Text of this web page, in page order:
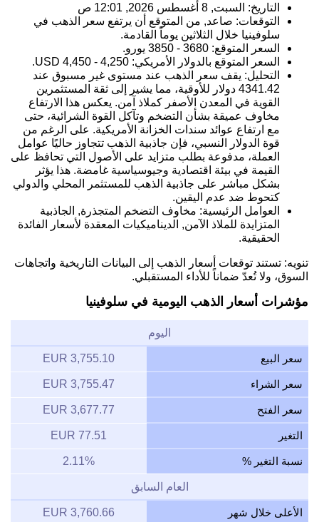
التاريخ: السبت, 8 أغسطس 2026, 12:01 ص
التوقعات: صاعد, من المتوقع أن يرتفع سعر الذهب في
سلوفينيا خلال الثلاثين يوماً القادمة.
السعر المتوقع: 3680 - 3850 يورو.
السعر المتوقع بالدولار الأمريكي: 4,250 - 4,450 USD.
التحليل: يقف سعر الذهب عند مستوى غير مسبوق عند
4341.42 دولار للأوقية، مما يشير إلى ثقة المستثمرين
القوية في المعدن الأصفر كملاذ آمن. يعكس هذا الارتفاع
مخاوف عميقة بشأن التضخم وتآكل القوة الشرائية، حتى
مع ارتفاع عوائد سندات الخزانة الأمريكية. على الرغم من
قوة الدولار النسبي، فإن جاذبية الذهب تتجاوز حاليًا عوامل
العملة، مدفوعة بطلب متزايد على الأصول التي تحافظ على
القيمة في بيئة اقتصادية وجيوسياسية غامضة. هذا يؤثر
بشكل مباشر على جاذبية الذهب للمستثمر المحلي والدولي
كتحوط ضد عدم اليقين.
العوامل الرئيسية: مخاوف التضخم المتجذرة, الجاذبية
المتزايدة للملاذ الآمن, الديناميكيات المعقدة لأسعار الفائدة
الحقيقية.
تنويه: تستند توقعات أسعار الذهب إلى البيانات التاريخية واتجاهات
السوق، ولا تُعدّ ضماناً للأداء المستقبلي.
مؤشرات أسعار الذهب اليومية في سلوفينيا
اليوم
سعر البيع 3,755.10 EUR
سعر الشراء 3,755.47 EUR
سعر الفتح 3,677.77 EUR
التغير 77.51 EUR
نسبة التغير % 2.11%
العام السابق
الأعلى خلال شهر 3,760.66 EUR